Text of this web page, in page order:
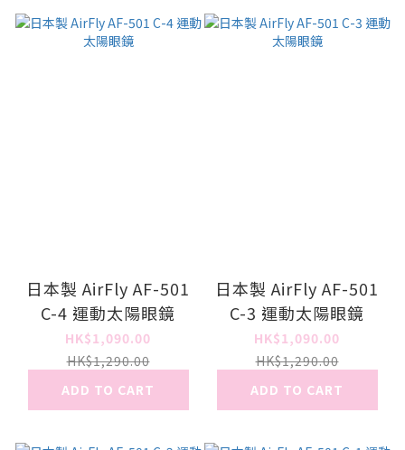
日本製 AirFly AF-501
C-4 運動太陽眼鏡
HK$1,090.00
HK$1,290.00
ADD TO CART
日本製 AirFly AF-501
C-3 運動太陽眼鏡
HK$1,090.00
HK$1,290.00
ADD TO CART